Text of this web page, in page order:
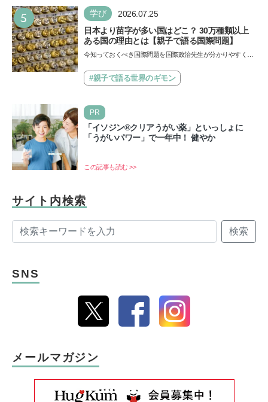
5 学び 2026.07.25
日本より苗字が多い国はどこ？ 30万種類以上
ある国の理由とは【親子で語る国際問題】
今知っておくべき国際問題を国際政治先生が分かりやすく解
類…
#親子で語る世界のギモン
PR
「イソジン®クリアうがい薬」といっしょに
「うがいパワー」で一年中！ 健やか
この記事も読む >>
サイト内検索
検索
SNS
メールマガジン